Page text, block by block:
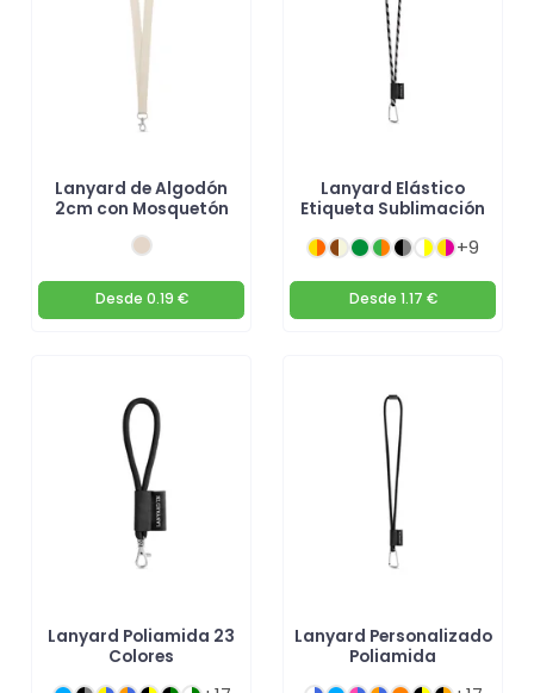
Lanyard de Algodón
2cm con Mosquetón
Desde 0.19 €
Lanyard Elástico
Etiqueta Sublimación
+9
Desde 1.17 €
Lanyard Poliamida 23
Colores
Lanyard Personalizado
Poliamida